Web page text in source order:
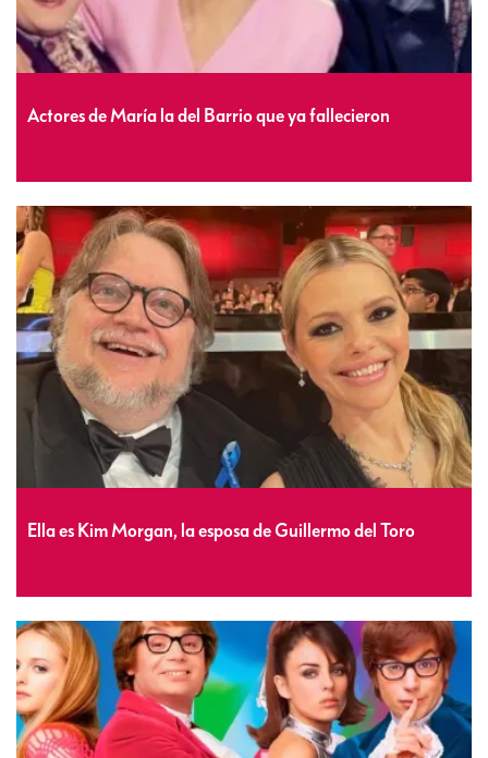
Actores de María la del Barrio que ya fallecieron
Ella es Kim Morgan, la esposa de Guillermo del Toro